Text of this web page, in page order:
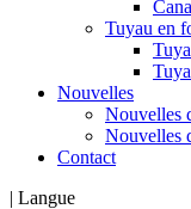
Tuyau en
Nouvelles
Nouvelles
Nouvelles
Contact
| Langue